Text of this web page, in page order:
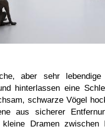
aber sehr lebendige
hinterlassen eine
schwarze Vögel
aus sicherer
Dramen zwischen